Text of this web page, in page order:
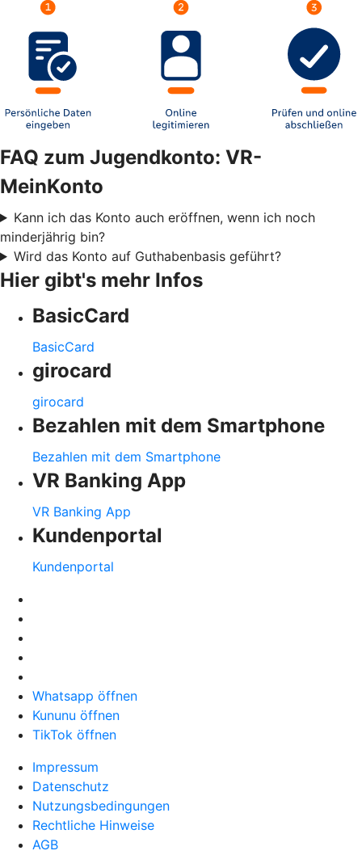
FAQ zum Jugendkonto: VR-
MeinKonto
Kann ich das Konto auch eröffnen, wenn ich noch
minderjährig bin?
Wird das Konto auf Guthabenbasis geführt?
Hier gibt's mehr Infos
BasicCard
BasicCard
girocard
girocard
Bezahlen mit dem Smartphone
Bezahlen mit dem Smartphone
VR Banking App
VR Banking App
Kundenportal
Kundenportal
Whatsapp öffnen
Kununu öffnen
TikTok öffnen
Impressum
Datenschutz
Nutzungsbedingungen
Rechtliche Hinweise
AGB